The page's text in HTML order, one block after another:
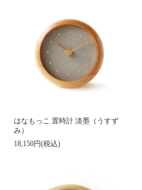
はなもっこ 置時計 淡墨（うすず
み）
18,150円(税込)